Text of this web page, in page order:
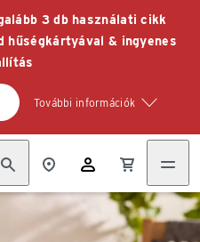
3 db használati cikk
hűségkártyával & ingyenes
További információk